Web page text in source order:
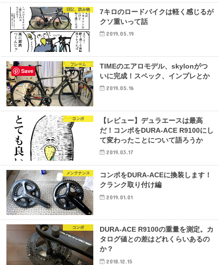
日記、読み物
7キロのロードバイクは軽く感じるが
クソ重いって話
2019.05.19
フレーム
TIMEのエアロモデル、skylonがつ
いに完成！スペック、インプレとか
2019.05.16
コンポ
【レビュー】デュラエースは最高
だ！コンポをDURA-ACE R9100にし
て変わったことについて語ろうか
2019.03.17
メンテナンス
コンポをDURA-ACEに換装します！
クランク取り付け編
2019.01.01
コンポ
DURA-ACE R9100の重量を測定。カ
タログ値との差はどれくらいあるの
か？
2018.12.15
Save